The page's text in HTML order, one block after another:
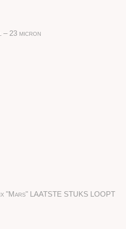
– 23 micron
"Mars" LAATSTE STUKS LOOPT